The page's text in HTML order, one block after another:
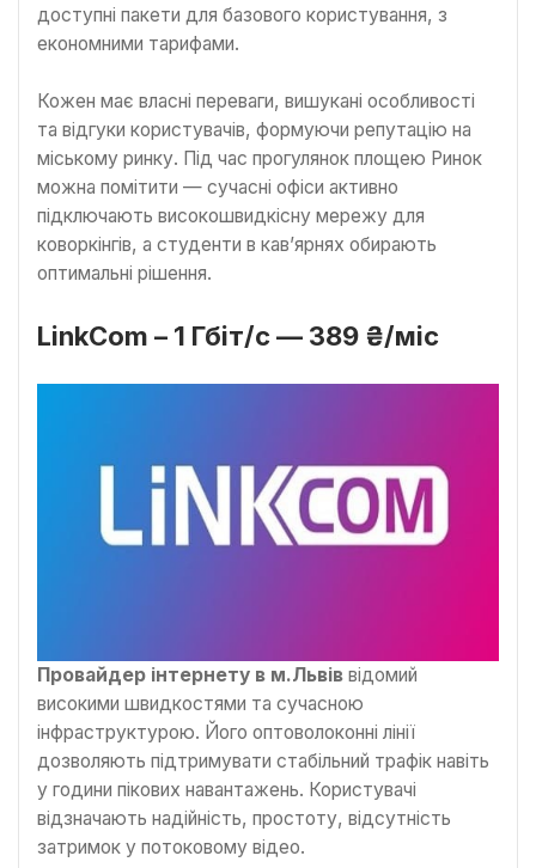
доступні пакети для базового користування, з
економними тарифами.
Кожен має власні переваги, вишукані особливості
та відгуки користувачів, формуючи репутацію на
міському ринку. Під час прогулянок площею Ринок
можна помітити — сучасні офіси активно
підключають високошвидкісну мережу для
коворкінгів, а студенти в кав’ярнях обирають
оптимальні рішення.
LinkCom – 1 Гбіт/с — 389 ₴/міс
Провайдер інтернету в м.Львів відомий
високими швидкостями та сучасною
інфраструктурою. Його оптоволоконні лінії
дозволяють підтримувати стабільний трафік навіть
у години пікових навантажень. Користувачі
відзначають надійність, простоту, відсутність
затримок у потоковому відео.